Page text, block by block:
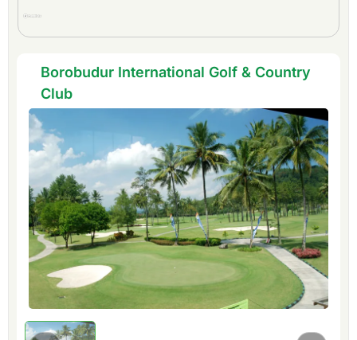
Borobudur International Golf & Country
Club